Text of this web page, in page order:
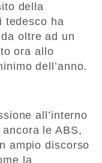
della
tedesco ha
oltre ad un
ora allo
dell’anno.
all’interno
le ABS,
ampio discorso
la